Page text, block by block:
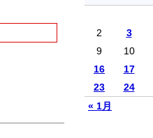
« 1月
2
3
9
10
16
17
23
24